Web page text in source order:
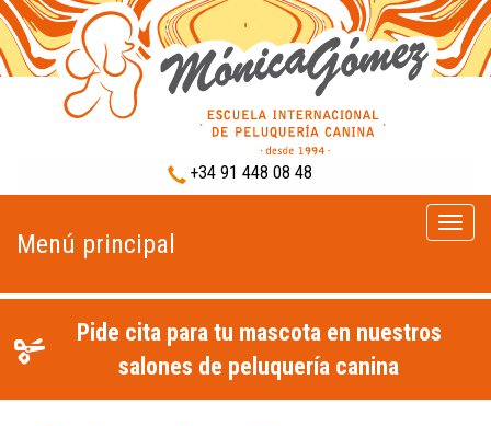
+34 91 448 08 48
Menú
Menú principal
Pide cita para tu mascota en nuestros
salones de peluquería canina